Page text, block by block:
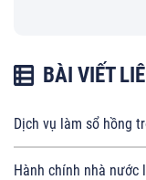
BÀI VIẾT
Dịch vụ làm sổ hồng
Hành chính nhà nước